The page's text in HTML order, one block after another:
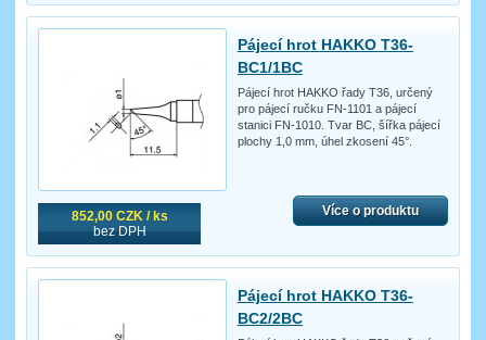
852,00 CZK / ks
bez DPH
Pájecí hrot HAKKO T36-
BC1/1BC
Pájecí hrot HAKKO řady T36, určený
pro pájecí ručku FN-1101 a pájecí
stanici FN-1010. Tvar BC, šířka pájecí
plochy 1,0 mm, úhel zkosení 45°.
Více o produktu
Pájecí hrot HAKKO T36-
BC2/2BC